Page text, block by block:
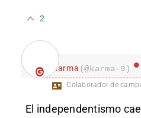
2
karma (@karma-9)
Colaborador de
El independentismo